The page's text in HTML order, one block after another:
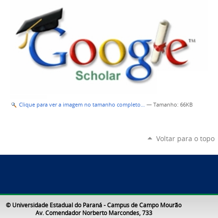
Clique para ver a imagem no tamanho completo… — Tamanho: 66KB
Voltar para o topo
© Universidade Estadual do Paraná - Campus de Campo Mourão
Av. Comendador Norberto Marcondes, 733